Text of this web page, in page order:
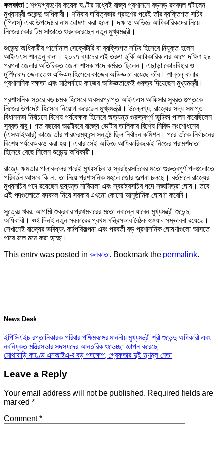
কলকাতা : শপথগ্রহণের কয়েক ঘণ্টার মধ্যেই রাজ্য প্রশাসনে বড়সড় রদবদল ঘটালেন
মুখ্যমন্ত্রী শুভেন্দু অধিকারী। শনিবার দায়িত্বভার গ্রহণের পরেই তাঁর ব্যক্তিগত সচিব
(পিএস) এবং উপদেষ্টার নাম ঘোষণা করা হলো। দক্ষ ও অভিজ্ঞ আধিকারিকদের নিয়ে
নিজের কোর টিম সাজাতে শুরু করেছেন নতুন মুখ্যমন্ত্রী।
শুভেন্দু অধিকারীর পার্সোনাল সেক্রেটারি বা ব্যক্তিগত সচিব হিসেবে নিযুক্ত হলেন
আইএএস শান্তনু বালা। ২০১৭ ব্যাচের এই তরুণ তুর্কি আধিকারিক এর আগে দক্ষিণ ২৪
পরগনা জেলার অতিরিক্ত জেলা শাসক পদে কর্মরত ছিলেন। এছাড়া কোচবিহার ও
মুর্শিদাবাদ জেলাতেও এডিএম হিসেবে কাজের অভিজ্ঞতা রয়েছে তাঁর। শান্তনু বালার
প্রশাসনিক দক্ষতা এবং মাঠপর্যায়ে কাজের অভিজ্ঞতাকেই গুরুত্ব দিয়েছেন মুখ্যমন্ত্রী।
প্রশাসনিক স্তরে বড় চমক হিসেবে অবসরপ্রাপ্ত আইএএস অফিসার সুব্রত গুপ্তকে
নিজের উপদেষ্টা হিসেবে নিয়োগ করেছেন মুখ্যমন্ত্রী। উল্লেখ্য, রাজ্যের সদ্য সমাপ্ত
বিধানসভা নির্বাচনে বিশেষ পর্যবেক্ষক হিসেবে অত্যন্ত গুরুত্বপূর্ণ ভূমিকা পালন করেছিলেন
সুব্রত বাবু। গত বছরের অক্টোবরে রাজ্যে ভোটার তালিকার বিশেষ নিবিড় সংশোধনের
(এসআইআর) কাজে তাঁর পারফরম্যান্সে সন্তুষ্ট ছিল নির্বাচন কমিশন। পরে তাঁকে নির্বাচনের
বিশেষ পর্যবেক্ষকও করা হয়। এবার সেই অভিজ্ঞ আধিকারিককেই নিজের পরামর্শদাতা
হিসেবে বেছে নিলেন শুভেন্দু অধিকারী।
রাজ্যে ক্ষমতার পালাবদলের পরেই মুখ্যসচিব ও স্বরাষ্ট্রসচিবের মতো গুরুত্বপূর্ণ পদগুলোতে
পরিবর্তন আসবে কি না, তা নিয়ে প্রশাসনিক মহলে জোর জল্পনা চলছে। বর্তমানে রাজ্যের
মুখ্যসচিব পদে রয়েছেন দুষ্যন্ত নারিয়ালা এবং স্বরাষ্ট্রসচিব পদে সঙ্ঘমিত্রা ঘোষ। তবে
এই পদগুলোতে রদবদল নিয়ে সরকার এখনো কোনো আনুষ্ঠানিক ঘোষণা করেনি।
সূত্রের খবর, আগামী শুক্রবার প্রথমবারের মতো নবান্নে যাবেন মুখ্যমন্ত্রী শুভেন্দু
অধিকারী। ওই দিনই নতুন সরকারের প্রথম মন্ত্রিসভার বৈঠক হওয়ার সম্ভাবনা রয়েছে।
সেখানেই রাজ্যের ভবিষ্যৎ কর্মপরিকল্পনা এবং পরবর্তী বড় প্রশাসনিক ঘোষণাগুলো আসতে
পারে বলে মনে করা হচ্ছে।
This entry was posted in কলকাতা. Bookmark the permalink.
News Desk
ইপিসিএইচ রপ্তানিকারক পরিবার পশ্চিমবঙ্গের মাননীয় মুখ্যমন্ত্রী শ্রী শুভেন্দু অধিকারী এবং
নবনিযুক্ত মন্ত্রিসভার সদস্যদের আন্তরিক শুভেচ্ছা জ্ঞাপন করেছে
মোথাবাড়ি কাণ্ডে এনআইএ-র বড় পদক্ষেপ, গ্রেফতার দুই তৃণমূল নেতা
Leave a Reply
Your email address will not be published. Required fields are
marked *
Comment*